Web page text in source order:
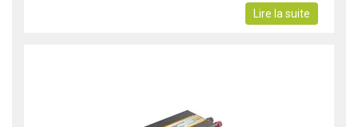
Lire la suite